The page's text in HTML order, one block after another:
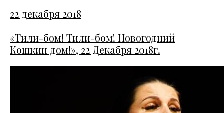
22 декабря 2018
«Тили-бом! Тили-бом! Новогодний
Кошкин дом!», 22 Декабря 2018г.